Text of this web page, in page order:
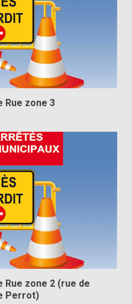
Rue zone 3
Rue zone 2 (rue de
Perrot)